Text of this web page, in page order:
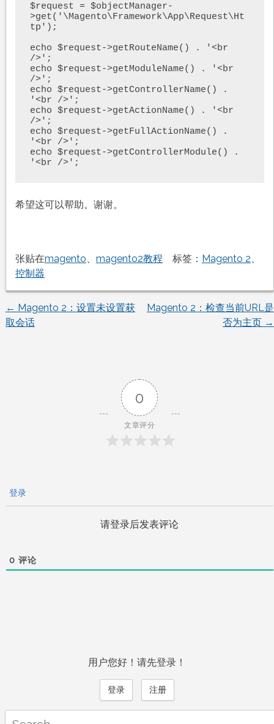
$request = $objectManager-
>get('\Magento\Framework\App\Request\Ht
tp');
echo $request->getRouteName() . '<br
/>';
echo $request->getModuleName() . '<br
/>';
echo $request->getControllerName() .
'<br />';
echo $request->getActionName() . '<br
/>';
echo $request->getFullActionName() .
'<br />';
echo $request->getControllerModule() .
'<br />';
希望这可以帮助。谢谢。
张贴在magento、 magento2教程 标签： Magento 2、
控制器
文
← Magento 2：设置未设置获
取会话
Magento 2：检查当前URL是
否为主页 →
0
文章评分
登录
请登录后发表评论
0 评论
用户您好！请先登录！
登录 注册